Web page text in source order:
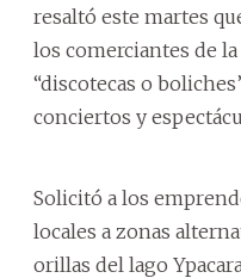
resaltó este martes
los comerciantes de
“discotecas o
conciertos y
Solicitó a los
locales a zonas
orillas del lago